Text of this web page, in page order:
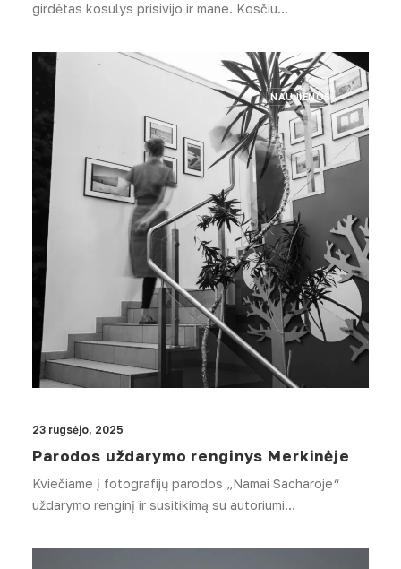
girdėtas kosulys prisivijo ir mane. Kosčiu…
NAUJIENOS
23 rugsėjo, 2025
Parodos uždarymo renginys Merkinėje
Kviečiame į fotografijų parodos „Namai Sacharoje“
uždarymo renginį ir susitikimą su autoriumi…